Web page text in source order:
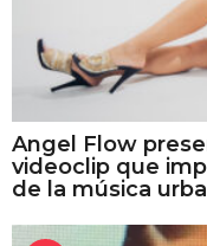
Angel Flow
videoclip que
de la música